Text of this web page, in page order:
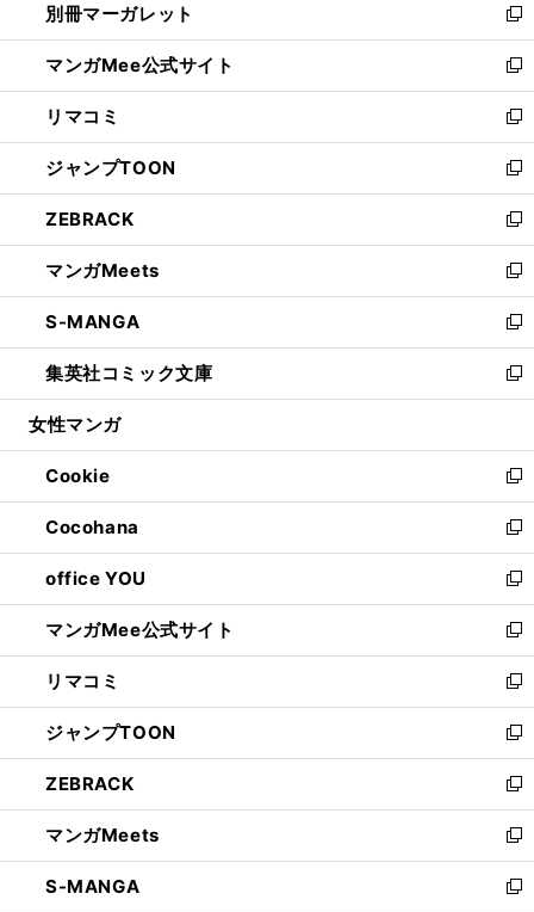
く
で
開
く
ィ
ン
ド
ウ
で
開
く
い
ウ
ィ
ン
ド
ウ
で
開
く
別冊マーガレット
新
し
い
ウ
ィ
ン
ド
ウ
で
開
く
マンガMee公式サイト
新
し
い
ウ
ィ
ン
ド
ウ
で
開
く
リマコミ
新
し
い
ウ
ィ
ン
ド
ウ
で
開
く
ジャンプTOON
新
し
い
ウ
ィ
ン
ド
ウ
で
開
ZEBRACK
新
し
い
ウ
ィ
ン
ド
ウ
開
く
マンガMeets
新
し
い
ウ
ィ
ン
ウ
で
開
く
S-MANGA
新
し
い
ウ
ン
ド
ウ
で
開
く
集英社コミック文庫
新
し
ウ
ィ
ン
ド
ウ
で
開
く
女性マンガ
Cookie
新
し
い
ウ
ィ
ン
ド
ウ
で
開
く
Cocohana
新
し
い
ウ
ィ
ン
ド
ウ
で
開
く
office YOU
新
し
い
ウ
ィ
ン
ド
ウ
で
開
く
マンガMee公式サイト
新
し
い
ウ
ィ
ン
ド
ウ
で
開
く
リマコミ
新
し
い
ウ
ィ
ン
ド
ウ
で
ジャンプTOON
新
し
い
ウ
ィ
ン
ド
ZEBRACK
新
し
い
ウ
ィ
マンガMeets
新
し
い
S-MANGA
新